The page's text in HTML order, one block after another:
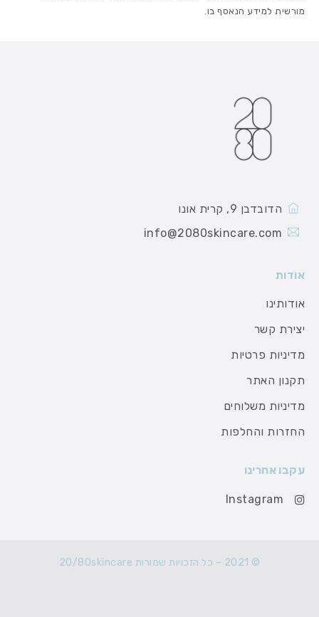
מורשית למידע הנאסף בו.
הדובדבן 9, קרית אונו
info@2080skincare.com
אודות
אודותינו
יצירת קשר
מדיניות פרטיות
תקנון האתר
מדיניות משלוחים
החזרות והחלפות
עקבו אחרינו
Instagram
© 2021 – כל הזכויות שמורות 20/80skincare